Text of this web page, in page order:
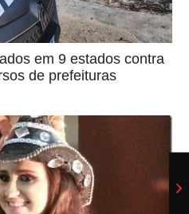
em 9 estados contra
de prefeituras